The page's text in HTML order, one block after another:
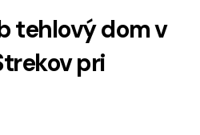
tehlový dom v
pri